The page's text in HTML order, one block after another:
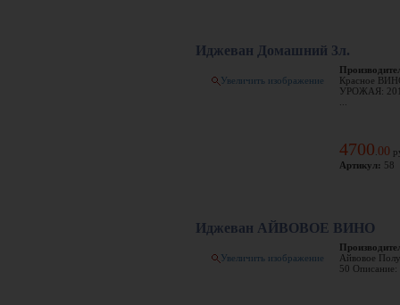
Иджеван Домашний 3л.
Увеличить изображение
Красное
УРОЖАЯ:
4700 00
Артикул: 58
Иджеван АЙВОВОЕ ВИНО
Увеличить изображение
Айвовое
50 Описание: